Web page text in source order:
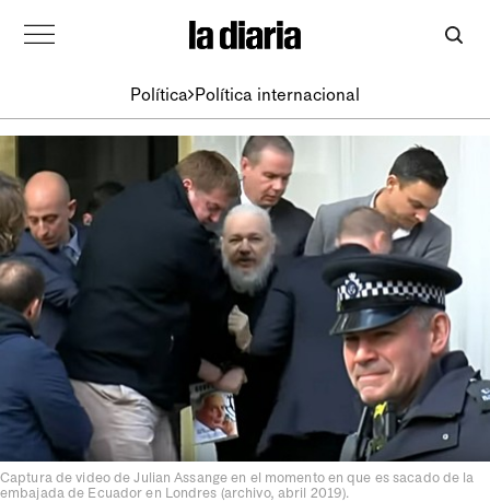
Política Política internacional
Captura de video de Julian Assange en el momento en que es sacado de la
embajada de Ecuador en Londres (archivo, abril 2019).